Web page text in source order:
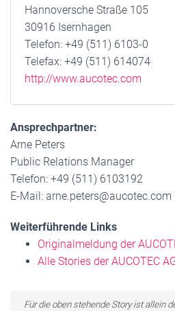
Hannoversche Straße 105
30916 Isernhagen
Telefon: +49 (511) 6103-0
Telefax: +49 (511) 614074
http://www.aucotec.com
Ansprechpartner:
Arne Peters
Public Relations Manager
Telefon: +49 (511) 6103192
E-Mail: arne.peters@aucotec.com
Weiterführende Links
Originalmeldung der
Alle Stories der AUCOTEC
Für die oben stehende Story ist allein